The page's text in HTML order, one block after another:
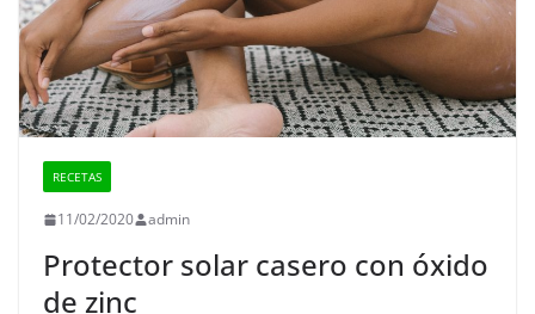
RECETAS
11/02/2020 admin
Protector solar casero con óxido
de zinc